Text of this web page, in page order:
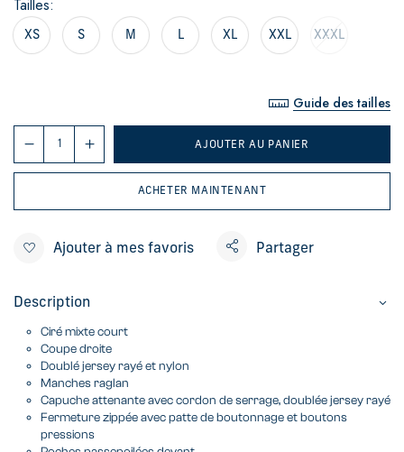
Tailles
XS S M L XL XXL XXXL
Guide des tailles
AJOUTER AU PANIER
ACHETER MAINTENANT
Ajouter à mes favoris Partager
Description
Ciré mixte court
Coupe droite
Doublé jersey rayé et nylon
Manches raglan
Capuche attenante avec cordon de serrage, doublée jersey rayé
Fermeture zippée avec patte de boutonnage et boutons
pressions